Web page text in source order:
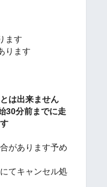
ます
ります
は出来ません
30分前までに走
があります予め
てキャンセル処